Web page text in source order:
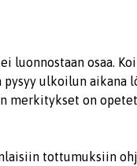
luonnostaan osaa.
ulkoilun aikana
merkitykset on
tottumuksiin